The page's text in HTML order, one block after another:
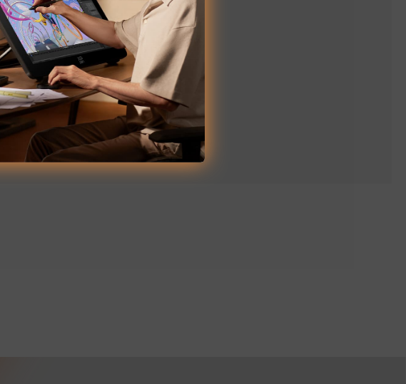
de la tableta XP-PEN.